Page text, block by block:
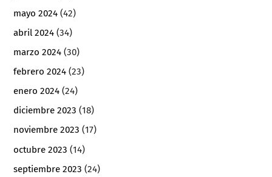
mayo 2024 (42)
abril 2024 (34)
marzo 2024 (30)
febrero 2024 (23)
enero 2024 (24)
diciembre 2023 (18)
noviembre 2023 (17)
octubre 2023 (14)
septiembre 2023 (24)